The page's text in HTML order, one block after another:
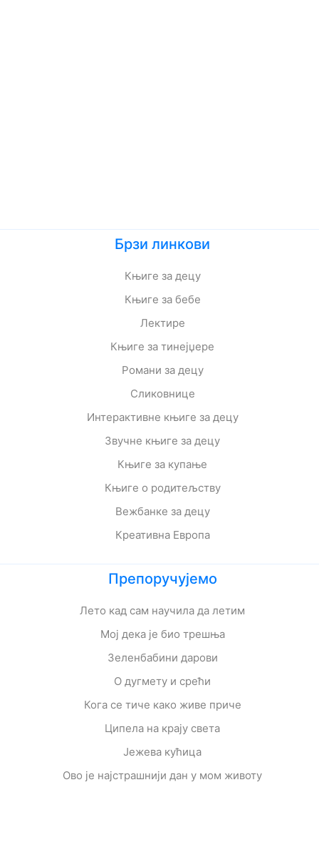
Брзи линкови
Књиге за децу
Књиге за бебе
Лектире
Књиге за тинејџере
Романи за децу
Сликовнице
Интерактивне књиге за децу
Звучне књиге за децу
Књиге за купање
Књиге о родитељству
Вежбанке за децу
Креативна Европа
Препоручујемо
Лето кад сам научила да летим
Мој дека је био трешња
Зеленбабини дарови
О дугмету и срећи
Кога се тиче како живе приче
Ципела на крају света
Јежева кућица
Ово је најстрашнији дан у мом животу